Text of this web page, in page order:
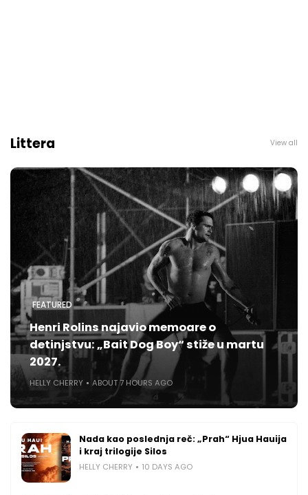
Littera View all
FEATURED
Henri Rolins najavio memoare o
detinjstvu: „Bait Dog Boy“ stiže u martu
2027.
HELLY CHERRY ABOUT 7 HOURS AGO
Nada kao poslednja reč: „Prah“ Hjua Hauija
i kraj trilogije Silos
HELLY CHERRY 10 DAYS AGO